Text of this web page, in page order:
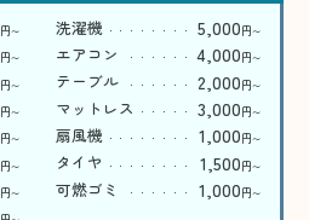
円〜 洗濯機 5,000円〜
円〜 エアコン 4,000円〜
円〜 テーブル 2,000円〜
円〜 マットレス 3,000円〜
円〜 扇風機 1,000円〜
円〜 タイヤ 1,500円〜
円〜 可燃ゴミ 1,000円〜